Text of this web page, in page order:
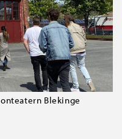
Blekinge